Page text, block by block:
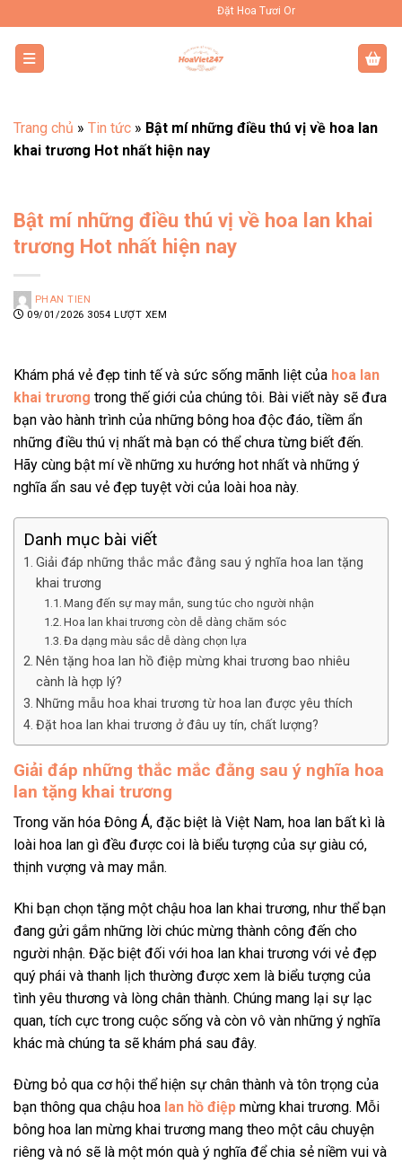
qua
dung
Đặt Hoa Tươi Online Uy Tín Toàn Quốc
Trang chủ » Tin tức » Bật mí những điều thú vị về hoa lan
khai trương Hot nhất hiện nay
Bật mí những điều thú vị về hoa lan khai
trương Hot nhất hiện nay
PHAN TIEN
09/01/2026 3054 LƯỢT XEM
Khám phá vẻ đẹp tinh tế và sức sống mãnh liệt của hoa lan
khai trương trong thế giới của chúng tôi. Bài viết này sẽ đưa
bạn vào hành trình của những bông hoa độc đáo, tiềm ẩn
những điều thú vị nhất mà bạn có thể chưa từng biết đến.
Hãy cùng bật mí về những xu hướng hot nhất và những ý
nghĩa ẩn sau vẻ đẹp tuyệt vời của loài hoa này.
Danh mục bài viết
Giải đáp những thắc mắc đằng sau ý nghĩa hoa lan tặng
khai trương
Mang đến sự may mắn, sung túc cho người nhận
Hoa lan khai trương còn dễ dàng chăm sóc
Đa dạng màu sắc dễ dàng chọn lựa
Nên tặng hoa lan hồ điệp mừng khai trương bao nhiêu
cành là hợp lý?
Những mẫu hoa khai trương từ hoa lan được yêu thích
Đặt hoa lan khai trương ở đâu uy tín, chất lượng?
Giải đáp những thắc mắc đằng sau ý nghĩa hoa
lan tặng khai trương
Trong văn hóa Đông Á, đặc biệt là Việt Nam, hoa lan bất kì là
loài hoa lan gì đều được coi là biểu tượng của sự giàu có,
thịnh vượng và may mắn.
Khi bạn chọn tặng một chậu hoa lan khai trương, như thể bạn
đang gửi gắm những lời chúc mừng thành công đến cho
người nhận. Đặc biệt đối với hoa lan khai trương với vẻ đẹp
quý phái và thanh lịch thường được xem là biểu tượng của
tình yêu thương và lòng chân thành. Chúng mang lại sự lạc
quan, tích cực trong cuộc sống và còn vô vàn những ý nghĩa
khác mà chúng ta sẽ khám phá sau đây.
Đừng bỏ qua cơ hội thể hiện sự chân thành và tôn trọng của
bạn thông qua chậu hoa lan hồ điệp mừng khai trương. Mỗi
bông hoa lan mừng khai trương mang theo một câu chuyện
riêng và nó sẽ là một món quà ý nghĩa để chia sẻ niềm vui và